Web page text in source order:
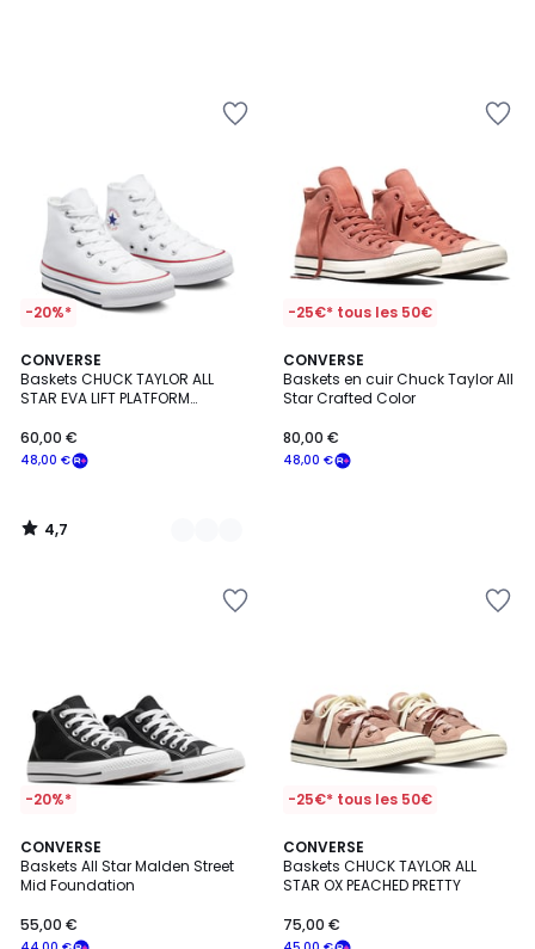
-20%*
CONVERSE
Baskets CHUCK TAYLOR ALL
STAR EVA LIFT PLATFORM
48,00 €
60,00 €
4,7
/ 5
2
Couleurs
4,7
/
-25€* tous les 50€
CONVERSE
Baskets en cuir Chuck Taylor All
Star Crafted Color
48,00 €
80,00 €
-20%*
CONVERSE
Baskets All Star Malden Street
Mid Foundation
55,00 €
5
/
5
-25€* tous les 50€
CONVERSE
Baskets CHUCK TAYLOR ALL
STAR OX PEACHED PRETTY
75,00 €